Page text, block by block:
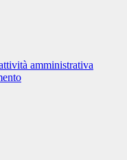
amministrativa